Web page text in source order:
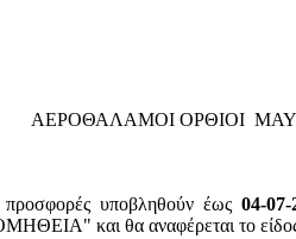
ΑΕΡΟΘΑΛΑΜΟΙ ΟΡΘΙΟΙ
προσφορές υποβληθούν έως04-
και θα αναφέρεται το είδος ή/